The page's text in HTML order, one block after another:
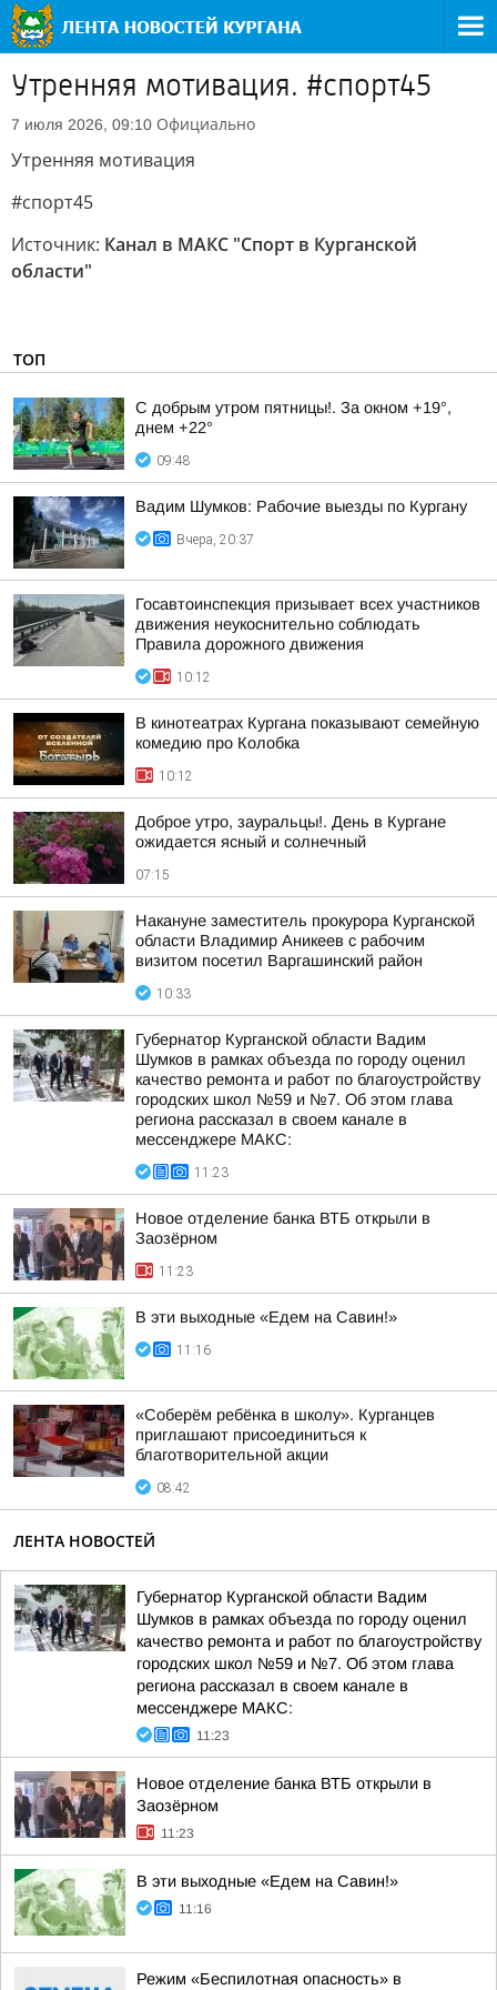
Утренняя мотивация. #спорт45
7 июля 2026, 09:10 Официально
Утренняя мотивация
#спорт45
Источник: Канал в МАКС "Спорт в Курганской
области"
ТОП
С добрым утром пятницы!. За окном +19°,
днем +22°
09:48
Вадим Шумков: Рабочие выезды по Кургану
Вчера, 20:37
Госавтоинспекция призывает всех участников
движения неукоснительно соблюдать
Правила дорожного движения
10:12
В кинотеатрах Кургана показывают семейную
комедию про Колобка
10:12
Доброе утро, зауральцы!. День в Кургане
ожидается ясный и солнечный
07:15
Накануне заместитель прокурора Курганской
области Владимир Аникеев с рабочим
визитом посетил Варгашинский район
10:33
Губернатор Курганской области Вадим
Шумков в рамках объезда по городу оценил
качество ремонта и работ по благоустройству
городских школ №59 и №7. Об этом глава
региона рассказал в своем канале в
мессенджере МАКС:
11:23
Новое отделение банка ВТБ открыли в
Заозёрном
11:23
В эти выходные «Едем на Савин!»
11:16
«Соберём ребёнка в школу». Курганцев
приглашают присоединиться к
благотворительной акции
08:42
ЛЕНТА НОВОСТЕЙ
Губернатор Курганской области Вадим
Шумков в рамках объезда по городу оценил
качество ремонта и работ по благоустройству
городских школ №59 и №7. Об этом глава
региона рассказал в своем канале в
мессенджере МАКС:
11:23
Новое отделение банка ВТБ открыли в
Заозёрном
11:23
В эти выходные «Едем на Савин!»
11:16
Режим «Беспилотная опасность» в